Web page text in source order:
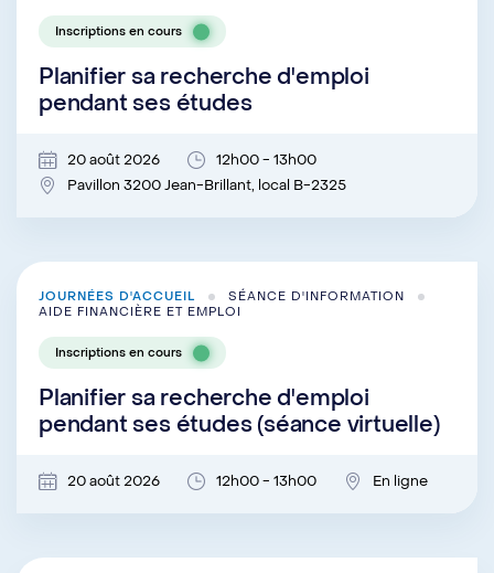
Inscriptions en cours
Planifier sa recherche d'emploi
pendant ses études
20 août 2026
12h00 - 13h00
Pavillon 3200 Jean-Brillant, local B-2325
JOURNÉES D'ACCUEIL
SÉANCE D'INFORMATION
AIDE FINANCIÈRE ET EMPLOI
Inscriptions en cours
Planifier sa recherche d'emploi
pendant ses études (séance virtuelle)
20 août 2026 12h00 - 13h00 En ligne